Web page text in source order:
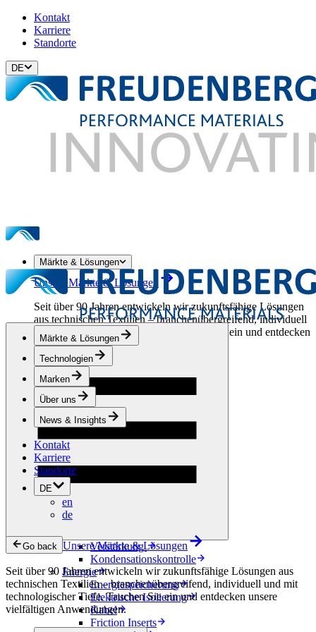
Kontakt
Karriere
Standorte
DE
Märkte & Lösungen
Unsere Märkte & Lösungen
Seit über 90 Jahren entwickeln wir zukunftsfähige Lösungen
aus technischen Textilien – branchenübergreifend, individuell
und mit technologischer Tiefe. Tauchen Sie ein und entdecken
unsere vielfältigen Anwendungen.
Bekleidung & Schuhe
Mode
Sportbekleidung
Schuhe
Hobbyschneiderei
Bauwesen
Entwässerung
Verstärkung
Kondensationskontrolle
Energie
Energiespeicherung
Elektrische Isolierung
Kabel
Friction Inserts
Märkte & Lösungen
Technologien
Marken
Über uns
News & Insights
Kontakt
Karriere
Standorte
DE
en
de
Go back Unsere Märkte & Lösungen
Seit über 90 Jahren entwickeln wir zukunftsfähige Lösungen aus
technischen Textilien – branchenübergreifend, individuell und mit
technologischer Tiefe. Tauchen Sie ein und entdecken unsere
vielfältigen Anwendungen.